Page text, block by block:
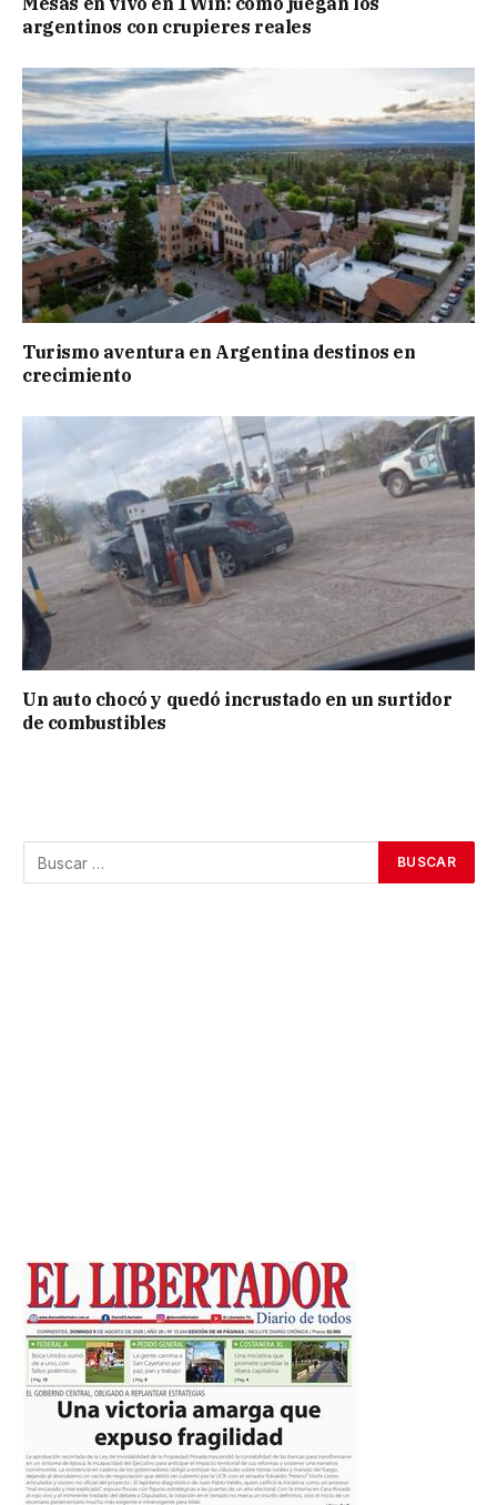
argentinos con crupieres reales
Turismo aventura en Argentina destinos en
crecimiento
Un auto chocó y quedó incrustado en un surtidor
de combustibles